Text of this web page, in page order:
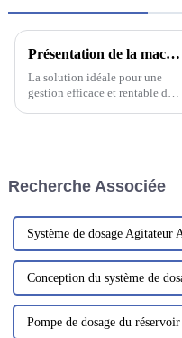
Présentation de la machine la plus populaire ------ Presse à vis multicouche pour boues
La solution idéale pour une
gestion efficace et rentable des
Recherche Associée
Système de dosage Agitateur
Conception du système de
Pompe de dosage du réservoir